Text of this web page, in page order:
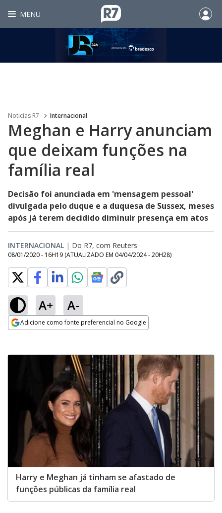
MENU
Noticias R7 Internacional
Meghan e Harry anunciam
que deixam funções na
família real
Decisão foi anunciada em 'mensagem pessoal'
divulgada pelo duque e a duquesa de Sussex, meses
após já terem decidido diminuir presença em atos
INTERNACIONAL | Do R7, com Reuters
08/01/2020 - 16H19 (ATUALIZADO EM 04/04/2024 - 20H28)
A+ A-
Adicione como fonte preferencial no Google
Harry e Meghan já tinham se afastado de
funções públicas da família real